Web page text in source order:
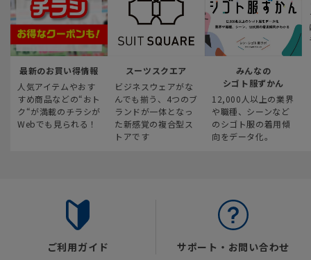
最新のお買い得情報
人気アイテムやおす
すめ商品などの“おト
ク“が満載のチラシが
Webでも見られる！
スーツスクエア
ビジネスウェアがな
んでも揃う、4つのブ
ランドが一体となっ
た新感覚の複合型ス
トアです
みんなの
シゴト服ずかん
12,000人以上の業界
や職種、シーンなど
のシゴト服の着用傾
向をデータ化。
ご利用ガイド サポート・お問い合わせ